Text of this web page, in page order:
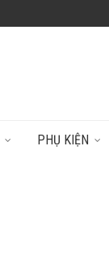
PHỤ KIỆN